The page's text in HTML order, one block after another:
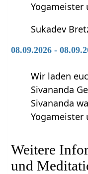
Sukadev
08.09.2026 -
Wir laden
Sivananda
Sivananda
Weitere
und